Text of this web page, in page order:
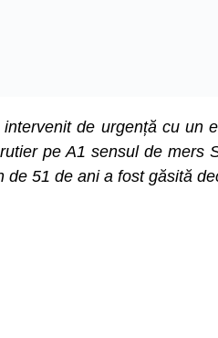
intervenit de urgență cu un
pe A1 sensul de mers
de 51 de ani a fost găsită